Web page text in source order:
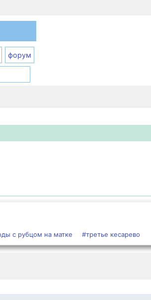
форум
с рубцом на матке #третье кесарево